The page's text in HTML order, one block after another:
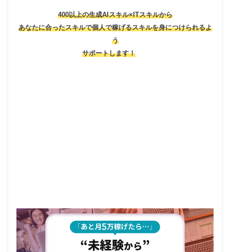
400以上の生成AIスキル×ITスキルから
あなたに合ったスキルで個人で稼げるスキルを身につけられるよ
う
サポートします！